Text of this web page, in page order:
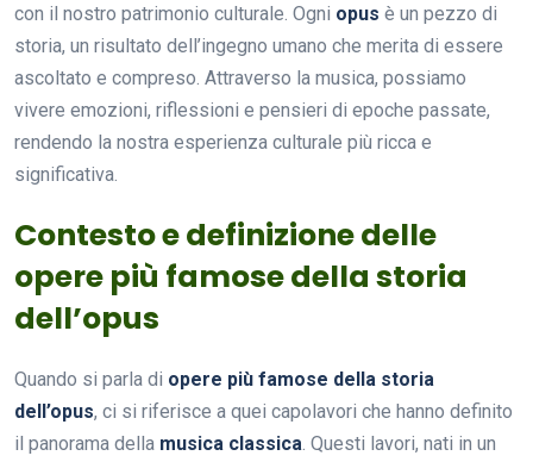
con il nostro patrimonio culturale. Ogni opus è un pezzo di
storia, un risultato dell’ingegno umano che merita di essere
ascoltato e compreso. Attraverso la musica, possiamo
vivere emozioni, riflessioni e pensieri di epoche passate,
rendendo la nostra esperienza culturale più ricca e
significativa.
Contesto e definizione delle
opere più famose della storia
dell’opus
Quando si parla di opere più famose della storia
dell’opus, ci si riferisce a quei capolavori che hanno definito
il panorama della musica classica. Questi lavori, nati in un